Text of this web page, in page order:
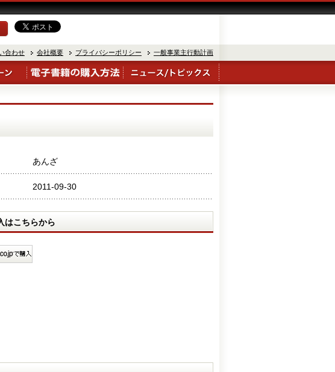
合わせ 会社概要 プライバシーポリシー 一般事業主行動計画
あんざ
2011-09-30
はこちらから